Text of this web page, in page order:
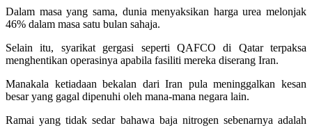
Dalam masa yang sama, dunia menyaksikan harga urea melonjak
46% dalam masa satu bulan sahaja.
Selain itu, syarikat gergasi seperti QAFCO di Qatar terpaksa
menghentikan operasinya apabila fasiliti mereka diserang Iran.
Manakala ketiadaan bekalan dari Iran pula meninggalkan kesan
besar yang gagal dipenuhi oleh mana-mana negara lain.
Ramai yang tidak sedar bahawa baja nitrogen sebenarnya adalah